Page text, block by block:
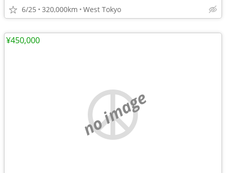
6/25 320,000km West Tokyo
no image
¥450,000